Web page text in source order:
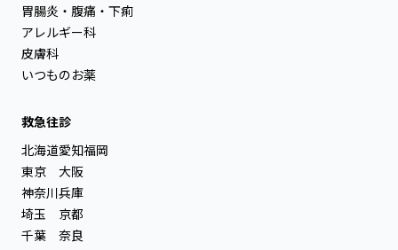
胃腸炎・腹痛・下痢
アレルギー科
皮膚科
いつものお薬
救急往診
北海道
東京
神奈川
埼玉
千葉
愛知
大阪
兵庫
京都
奈良
福岡